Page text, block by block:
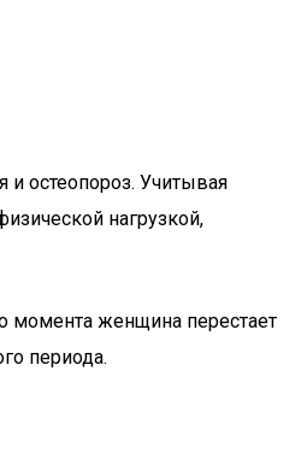
и остеопороз. Учитывая
нагрузкой,
момента женщина перестает
периода.